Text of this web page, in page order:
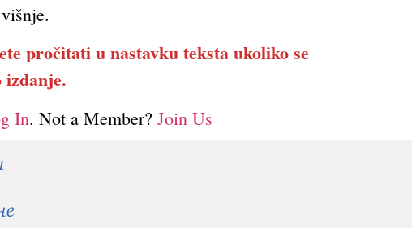
pročitati u nastavku teksta ukoliko se
izdanje.
In. Not a Member? Join Us